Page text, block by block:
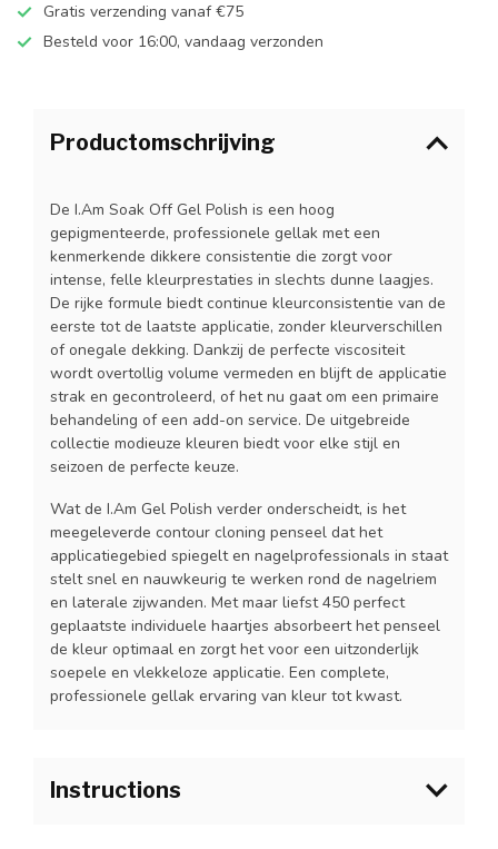
Gratis verzending vanaf €75
Besteld voor 16:00, vandaag verzonden
Productomschrijving
De I.Am Soak Off Gel Polish is een hoog
gepigmenteerde, professionele gellak met een
kenmerkende dikkere consistentie die zorgt voor
intense, felle kleurprestaties in slechts dunne laagjes.
De rijke formule biedt continue kleurconsistentie van de
eerste tot de laatste applicatie, zonder kleurverschillen
of onegale dekking. Dankzij de perfecte viscositeit
wordt overtollig volume vermeden en blijft de applicatie
strak en gecontroleerd, of het nu gaat om een primaire
behandeling of een add-on service. De uitgebreide
collectie modieuze kleuren biedt voor elke stijl en
seizoen de perfecte keuze.
Wat de I.Am Gel Polish verder onderscheidt, is het
meegeleverde contour cloning penseel dat het
applicatiegebied spiegelt en nagelprofessionals in staat
stelt snel en nauwkeurig te werken rond de nagelriem
en laterale zijwanden. Met maar liefst 450 perfect
geplaatste individuele haartjes absorbeert het penseel
de kleur optimaal en zorgt het voor een uitzonderlijk
soepele en vlekkeloze applicatie. Een complete,
professionele gellak ervaring van kleur tot kwast.
Instructions